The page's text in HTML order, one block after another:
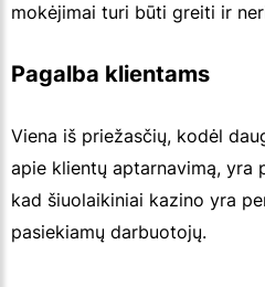
mokėjimai turi būti greiti ir
Pagalba klientams
Viena iš priežasčių, kodėl
apie klientų aptarnavimą, yra
kad šiuolaikiniai kazino yra
pasiekiamų darbuotojų.